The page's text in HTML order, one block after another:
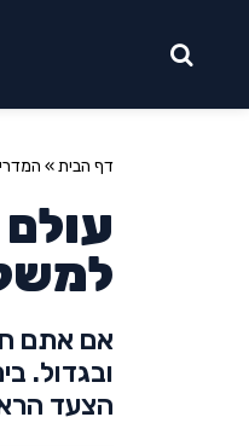
דף הבית»
אם אתם
ובגדול.
הצעד